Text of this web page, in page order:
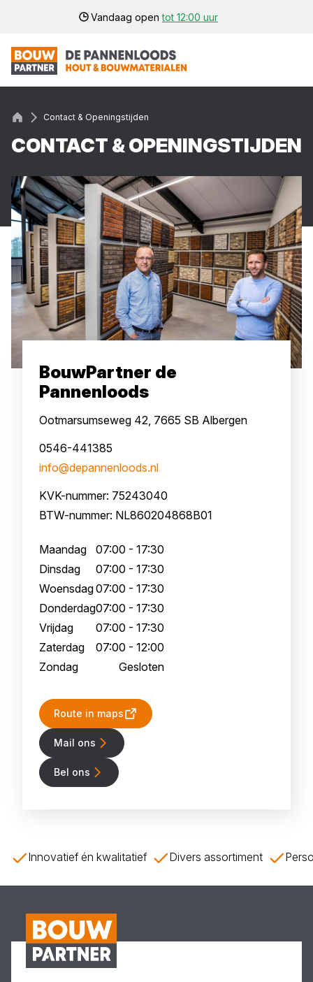
Vandaag opentot 12:00 uur
Contact & Openingstijden
CON­TACT &OPE­NINGS­TIJ­DEN
BouwPartner de
Pannenloods
Ootmarsumseweg 42, 7665 SB Albergen
0546-441385
info@depannenloods.nl
KVK-nummer: 75243040
BTW-nummer: NL860204868B01
Maandag
07:00 - 17:30
Dinsdag
07:00 - 17:30
Woensdag07:00 - 17:30
Donderdag07:00 - 17:30
Vrijdag
07:00 - 17:30
Zaterdag
07:00 - 12:00
Zondag
Gesloten
Route in maps
Mail ons
Bel ons
Innovatief én kwalitatief Divers assortiment